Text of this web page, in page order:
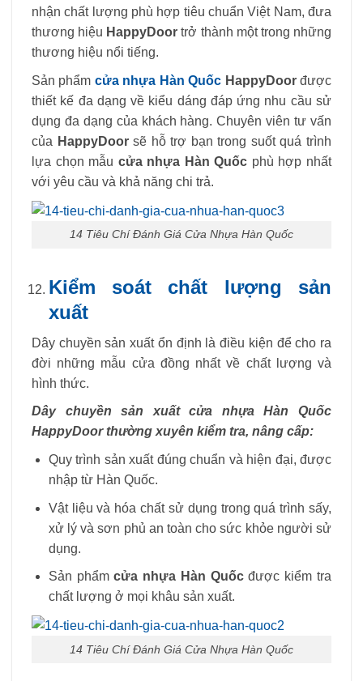
nhận chất lượng phù hợp tiêu chuẩn Việt Nam, đưa
thương hiệu HappyDoortrở thành một trong những
thương hiệu nổi tiếng.
Sản phẩm cửa nhựa Hàn Quốc HappyDoorđược
thiết kế đa dạng về kiểu dáng đáp ứng nhu cầu sử
dụng đa dạng của khách hàng. Chuyên viên tư vấn
của HappyDoorsẽ hỗ trợ bạn trong suốt quá trình
lựa chọn mẫu cửa nhựa Hàn Quốc phù hợp nhất
với yêu cầu và khả năng chi trả.
14 Tiêu Chí Đánh Giá Cửa Nhựa Hàn Quốc
Kiểm soát chất lượng sản
xuất
Dây chuyền sản xuất ổn định là điều kiện để cho ra
đời những mẫu cửa đồng nhất về chất lượng và
hình thức.
Dây chuyền sản xuất cửa nhựa Hàn Quốc
HappyDoor thường xuyên kiểm tra, nâng cấp:
Quy trình sản xuất đúng chuẩn và hiện đại, được
nhập từ Hàn Quốc.
Vật liệu và hóa chất sử dụng trong quá trình sấy,
xử lý và sơn phủ an toàn cho sức khỏe người sử
dụng.
Sản phẩmcửa nhựa Hàn Quốcđược kiểm tra
chất lượng ở mọi khâu sản xuất.
14 Tiêu Chí Đánh Giá Cửa Nhựa Hàn Quốc